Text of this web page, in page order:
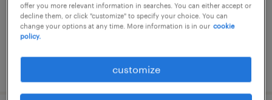
temporary
¥1250.00 per hour
offer you more relevant information in searches. You can either accept or
decline them, or click "customize" to specify your choice. You can
change your options at any time. More information is in our cookie
policy.
customize